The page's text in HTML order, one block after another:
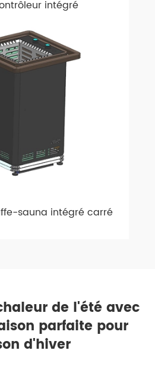
intégré
sauna intégré carré
de l'été avec
parfaite pour
d'hiver